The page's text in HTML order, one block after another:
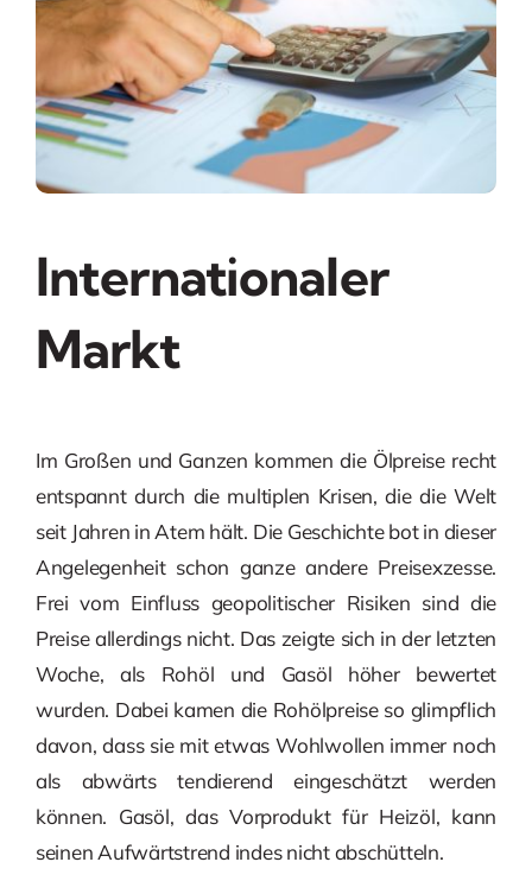
Internationaler
Markt
Im Großen und Ganzen kommen die Ölpreise recht
entspannt durch die multiplen Krisen, die die Welt
seit Jahren in Atem hält. Die Geschichte bot in dieser
Angelegenheit schon ganze andere Preisexzesse.
Frei vom Einfluss geopolitischer Risiken sind die
Preise allerdings nicht. Das zeigte sich in der letzten
Woche, als Rohöl und Gasöl höher bewertet
wurden. Dabei kamen die Rohölpreise so glimpflich
davon, dass sie mit etwas Wohlwollen immer noch
als abwärts tendierend eingeschätzt werden
können. Gasöl, das Vorprodukt für Heizöl, kann
seinen Aufwärtstrend indes nicht abschütteln.